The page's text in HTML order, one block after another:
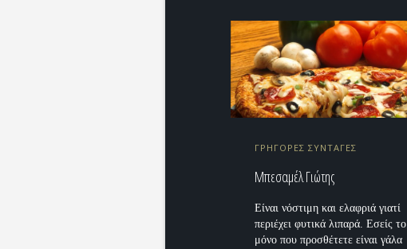
ΓΡΗΓΟΡΕΣ ΣΥΝΤΑΓΕΣ
Μπεσαμέλ Γιώτης
Είναι νόστιμη και ελαφριά γιατί
περιέχει φυτικά λιπαρά. Εσείς το
μόνο που προσθέτετε είναι γάλα